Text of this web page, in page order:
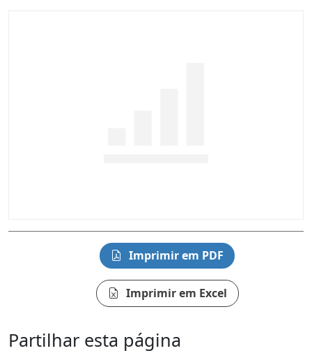
Imprimir em PDF
Imprimir em Excel
Partilhar esta página